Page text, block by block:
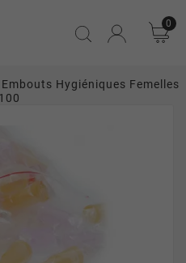
0
Embouts Hygiéniques Femelles